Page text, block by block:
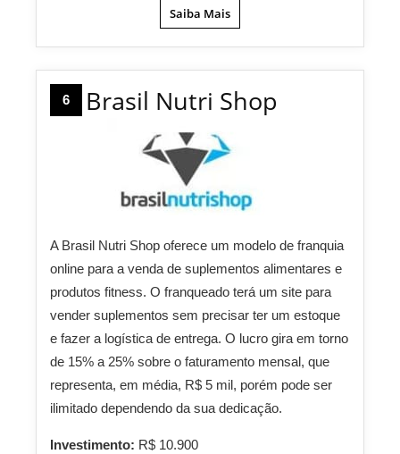
Saiba Mais
6 Brasil Nutri Shop
A Brasil Nutri Shop oferece um modelo de franquia
online para a venda de suplementos alimentares e
produtos fitness. O franqueado terá um site para
vender suplementos sem precisar ter um estoque
e fazer a logística de entrega. O lucro gira em torno
de 15% a 25% sobre o faturamento mensal, que
representa, em média, R$ 5 mil, porém pode ser
ilimitado dependendo da sua dedicação.
Investimento: R$ 10.900